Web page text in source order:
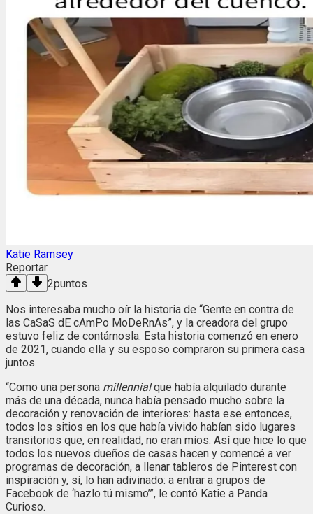
Katie Ramsey
Reportar
2puntos
Nos interesaba mucho oír la historia de “Gente en contra de
las CaSaS dE cAmPo MoDeRnAs”, y la creadora del grupo
estuvo feliz de contárnosla. Esta historia comenzó en enero
de 2021, cuando ella y su esposo compraron su primera casa
juntos.
“Como una persona millennialque había alquilado durante
más de una década, nunca había pensado mucho sobre la
decoración y renovación de interiores: hasta ese entonces,
todos los sitios en los que había vivido habían sido lugares
transitorios que, en realidad, no eran míos. Así que hice lo que
todos los nuevos dueños de casas hacen y comencé a ver
programas de decoración, a llenar tableros de Pinterest con
inspiración y, sí, lo han adivinado: a entrar a grupos de
Facebook de ‘hazlo tú mismo’”, le contó Katie a Panda
Curioso.